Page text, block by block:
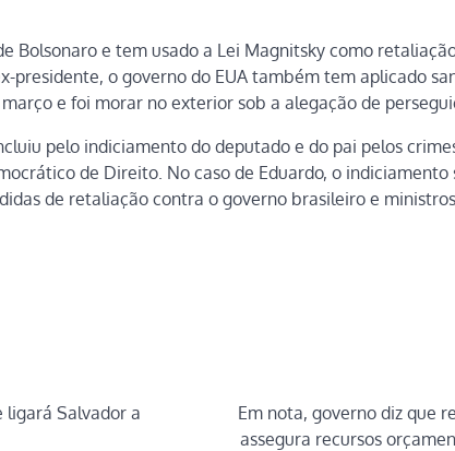
Bolsonaro e tem usado a Lei Magnitsky como
presidente, o governo do EUA também tem aplicado
e foi morar no exterior sob a alegação de
pelo indiciamento do deputado e do pai pelos
de Direito. No caso de Eduardo, o
de retaliação contra o governo brasileiro e
ligará Salvador a
Em nota, governo diz que
assegura recursos